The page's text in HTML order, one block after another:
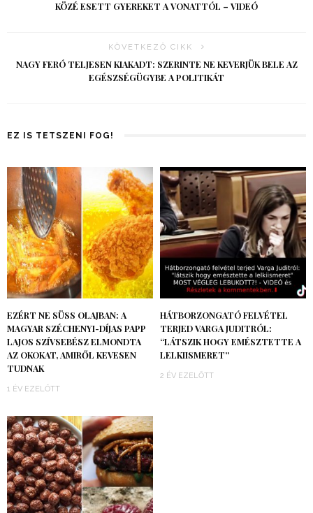
KÖZÉ ESETT GYEREKET A VONATTÓL – VIDEÓ
KÖVETKEZŐ CIKK
NAGY FERÓ TELJESEN KIAKADT: SZERINTE NE KEVERJÜK BELE AZ
EGÉSZSÉGÜGYBE A POLITIKÁT
EZ IS TETSZENI FOG!
EZÉRT NE SÜSS OLAJBAN: A
MAGYAR SZÉCHENYI-DÍJAS PAPP
LAJOS SZÍVSEBÉSZ ELMONDTA
AZ OKOKAT, AMIRŐL KEVESEN
TUDNAK
1 ÉV EZELŐTT
HÁTBORZONGATÓ FELVÉTEL
TERJED VARGA JUDITRÓL:
“LÁTSZIK HOGY EMÉSZTETTE A
LELKIISMERET”
2 ÉV EZELŐTT